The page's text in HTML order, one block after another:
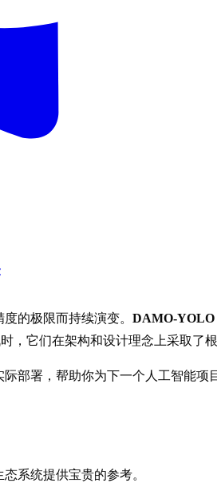
的极限而持续演变。 DAMO-YOLO
，它们在架构和设计理念上采取了根
部署，帮助你为下一个人工智能项
系统提供宝贵的参考。